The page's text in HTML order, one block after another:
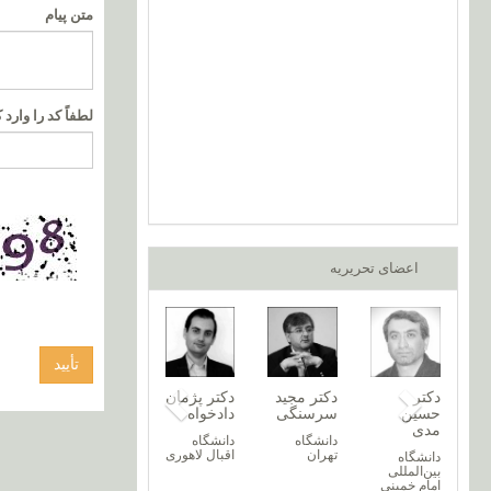
اعضای تحریریه
دکتر پژمان
دادخواه
دانشگاه
اقبال لاهوری
دکتر مجید
سرسنگی
دانشگاه
تهران
دکتر
حسین
مدی
دانشگاه
بین‌المللی
امام خمینی
متن پیام
لطفاً کد را وارد